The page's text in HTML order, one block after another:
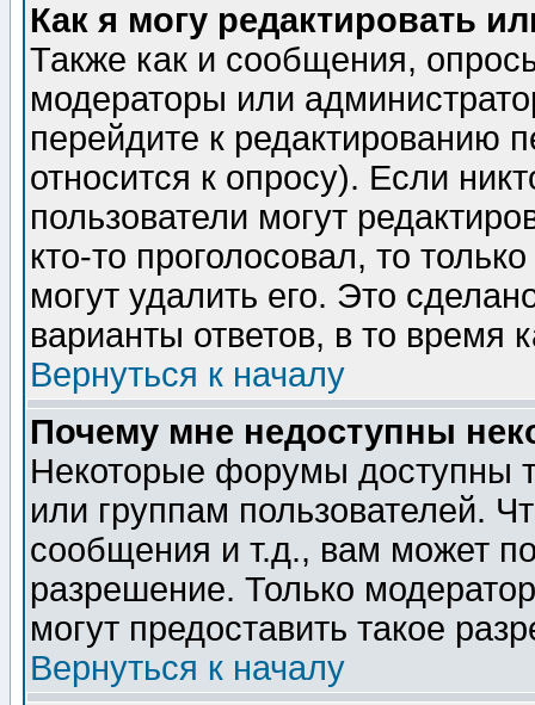
Как я могу редактировать
Также как и сообщения,
модераторы или
перейдите к редактированию
относится к опросу). Если
пользователи могут
кто-то проголосовал, то
могут удалить его. Это
варианты ответов, в то время
Вернуться к началу
Почему мне недоступны
Некоторые форумы доступны
или группам пользователей.
сообщения и т.д., вам может
разрешение. Только
могут предоставить такое
Вернуться к началу